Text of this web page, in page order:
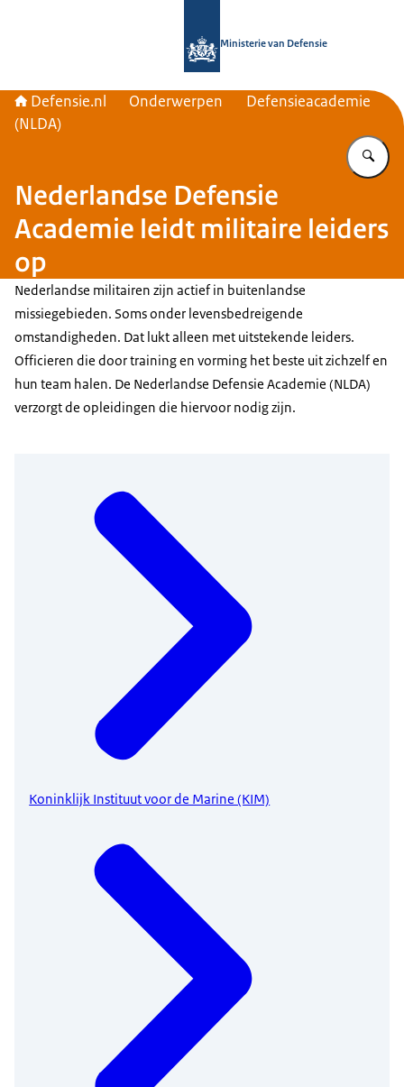
Ministerie van Defensie
Defensie.nl Onderwerpen
Defensieacademie
(NLDA)
Nederlandse Defensie
Academie leidt militaire leiders
op
Nederlandse militairen zijn actief in buitenlandse
missiegebieden. Soms onder levensbedreigende
omstandigheden. Dat lukt alleen met uitstekende leiders.
Officieren die door training en vorming het beste uit zichzelf en
hun team halen. De Nederlandse Defensie Academie (NLDA)
verzorgt de opleidingen die hiervoor nodig zijn.
Koninklijk Instituut voor de Marine (KIM)